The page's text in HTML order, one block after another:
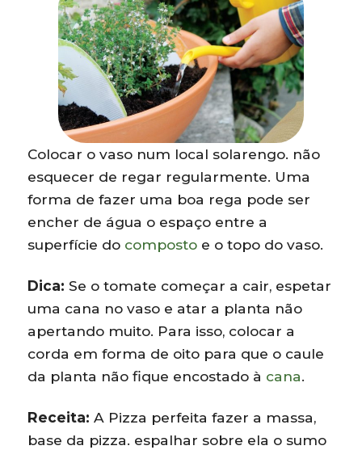
Colocar o vaso num local solarengo. não
esquecer de regar regularmente. Uma
forma de fazer uma boa rega pode ser
encher de água o espaço entre a
superfície do composto e o topo do vaso.
Dica: Se o tomate começar a cair, espetar
uma cana no vaso e atar a planta não
apertando muito. Para isso, colocar a
corda em forma de oito para que o caule
da planta não fique encostado à cana.
Receita: A Pizza perfeita fazer a massa,
base da pizza. espalhar sobre ela o sumo